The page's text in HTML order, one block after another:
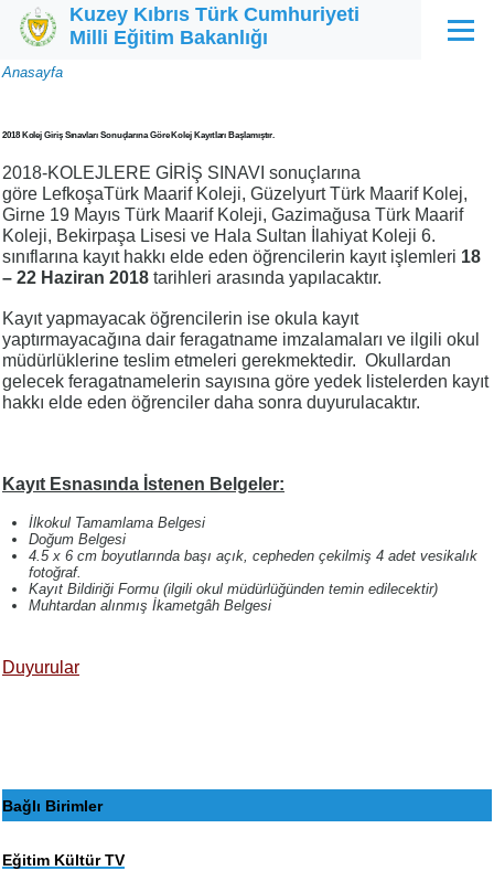
Ana içeriğe atla
Kuzey Kıbrıs Türk Cumhuriyeti
Milli Eğitim Bakanlığı
Menü
Sayfa
Anasayfa
2018 Kolej Giriş Sınavları Sonuçlarına Göre Kolej Kayıtları Başlamıştır.
2018-KOLEJLERE GİRİŞ SINAVI sonuçlarına
göre LefkoşaTürk Maarif Koleji, Güzelyurt Türk Maarif Kolej,
Girne 19 Mayıs Türk Maarif Koleji, Gazimağusa Türk Maarif
Koleji, Bekirpaşa Lisesi ve Hala Sultan İlahiyat Koleji 6.
sınıflarına kayıt hakkı elde eden öğrencilerin kayıt işlemleri 18
– 22 Haziran 2018 tarihleri arasında yapılacaktır.
Kayıt yapmayacak öğrencilerin ise okula kayıt
yaptırmayacağına dair feragatname imzalamaları ve ilgili okul
müdürlüklerine teslim etmeleri gerekmektedir. Okullardan
gelecek feragatnamelerin sayısına göre yedek listelerden kayıt
hakkı elde eden öğrenciler daha sonra duyurulacaktır.
Kayıt Esnasında İstenen Belgeler:
İlkokul Tamamlama Belgesi
Doğum Belgesi
4.5 x 6 cm boyutlarında başı açık, cepheden çekilmiş 4 adet vesikalık
fotoğraf.
Kayıt Bildiriği Formu (ilgili okul müdürlüğünden temin edilecektir)
Muhtardan alınmış İkametgâh Belgesi
Duyurular
Bağlı Birimler
Eğitim Kültür TV